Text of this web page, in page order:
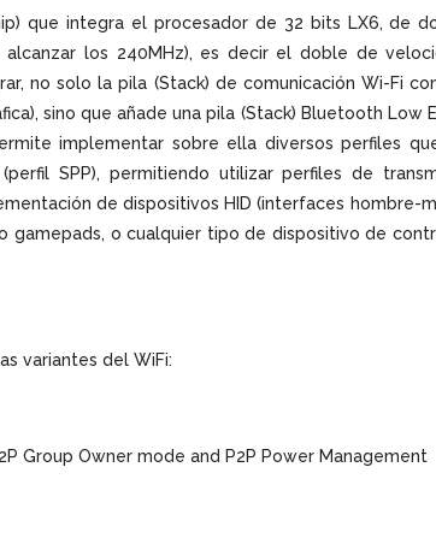
que integra el procesador de 32 bits LX6, de
los 240MHz), es decir el doble de
no solo la pila (Stack) de comunicación Wi-Fi
sino que añade una pila (Stack) Bluetooth Low
implementar sobre ella diversos perfiles
SPP), permitiendo utilizar perfiles de
de dispositivos HID (interfaces hombre-
gamepads, o cualquier tipo de dispositivo de
variantes del WiFi:
Group Owner mode and P2P Power Management